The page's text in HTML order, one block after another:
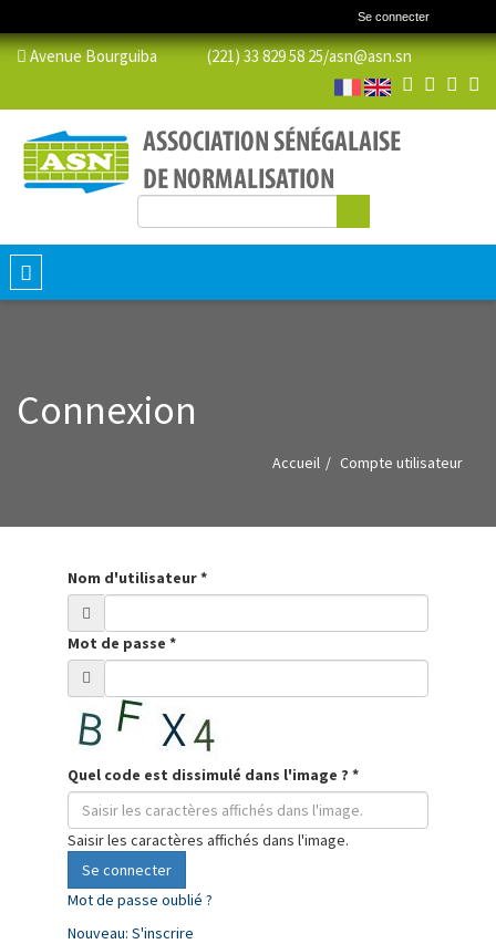
Se connecter
Avenue Bourguiba (221) 33 829 58 25/asn@asn.sn
Formulaire de recherche
Toggle
navigation
Connexion
Accueil Compte utilisateur
Nom d'utilisateur*
Mot de passe *
Quel code est dissimulé dans l'image ? *
Saisir les caractères affichés dans l'image.
Se connecter
Mot de passe oublié ?
Nouveau: S'inscrire